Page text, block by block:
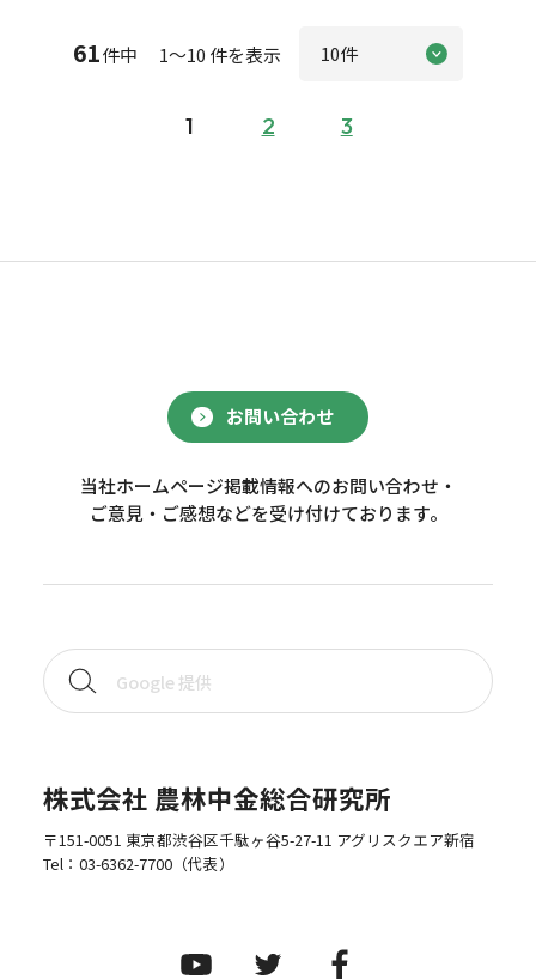
61件中 1～10 件を表示
1 2 3
お問い合わせ
当社ホームページ掲載情報へのお問い合わせ・
ご意見・ご感想などを受け付けております。
株式会社 農林中金総合研究所
〒151-0051 東京都渋谷区千駄ヶ谷5-27-11 アグリスクエア新宿
Tel： 03-6362-7700（代表）